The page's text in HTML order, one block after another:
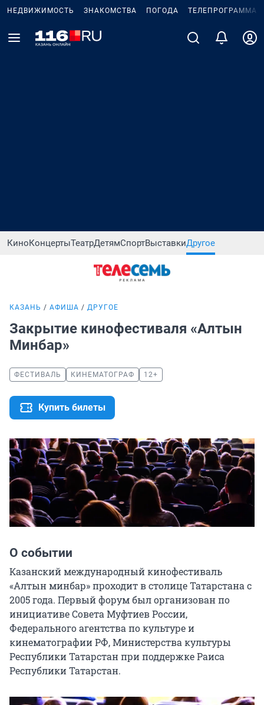
НЕДВИЖИМОСТЬ ЗНАКОМСТВА ПОГОДА ТЕЛЕПРОГРАММА
КиноКонцертыТеатрДетямСпортВыставкиДругое
КАЗАНЬ АФИША ДРУГОЕ
Закрытие кинофестиваля «Алтын
Минбар»
ФЕСТИВАЛЬ КИНЕМАТОГРАФ 12+
Купить билеты
О событии
Казанский международный кинофестиваль
«Алтын минбар» проходит в столице Татарстана с
2005 года. Первый форум был организован по
инициативе Совета Муфтиев России,
Федерального агентства по культуре и
кинематографии РФ, Министерства культуры
Республики Татарстан при поддержке Раиса
Республики Татарстан.